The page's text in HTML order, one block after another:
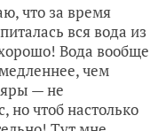
что за время
вся вода из
Вода вообще
чем
— не
но чтоб настолько